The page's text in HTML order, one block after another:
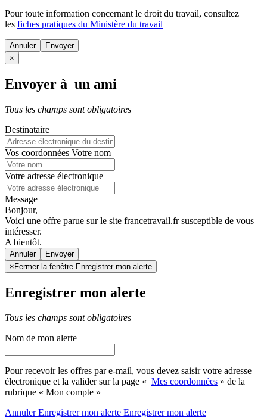
Pour toute information concernant le droit du travail, consultez
les fiches pratiques du Ministère du travail
Annuler
×
Envoyer à un ami
Tous les champs sont obligatoires
Destinataire
Vos coordonnées Votre nom
Votre adresse électronique
Message
Bonjour,
Voici une offre parue sur le site francetravail.fr susceptible de vous
intéresser.
A bientôt.
Annuler
× Fermer la fenêtre Enregistrer mon alerte
Enregistrer mon alerte
Tous les champs sont obligatoires
Nom de mon alerte
Pour recevoir les offres par e-mail, vous devez saisir votre adresse
électronique et la valider sur la page « Mes coordonnées » de la
rubrique « Mon compte »
AnnulerEnregistrer mon alerte Enregistrermon alerte